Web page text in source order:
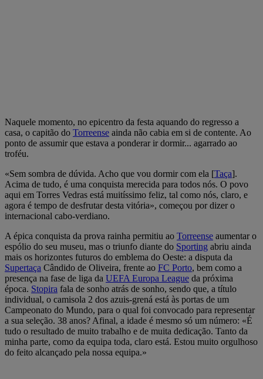
Naquele momento, no epicentro da festa aquando do regresso a
casa, o capitão do Torreense ainda não cabia em si de contente. Ao
ponto de assumir que estava a ponderar ir dormir... agarrado ao
troféu.
«Sem sombra de dúvida. Acho que vou dormir com ela [Taça].
Acima de tudo, é uma conquista merecida para todos nós. O povo
aqui em Torres Vedras está muitíssimo feliz, tal como nós, claro, e
agora é tempo de desfrutar desta vitória», começou por dizer o
internacional cabo-verdiano.
A épica conquista da prova rainha permitiu ao Torreense aumentar o
espólio do seu museu, mas o triunfo diante do Sporting abriu ainda
mais os horizontes futuros do emblema do Oeste: a disputa da
Supertaça Cândido de Oliveira, frente ao FC Porto, bem como a
presença na fase de liga da UEFA Europa League da próxima
época. Stopira fala de sonho atrás de sonho, sendo que, a título
individual, o camisola 2 dos azuis-grená está às portas de um
Campeonato do Mundo, para o qual foi convocado para representar
a sua seleção. 38 anos? Afinal, a idade é mesmo só um número: «É
tudo o resultado de muito trabalho e de muita dedicação. Tanto da
minha parte, como da equipa toda, claro está. Estou muito orgulhoso
do feito alcançado pela nossa equipa.»